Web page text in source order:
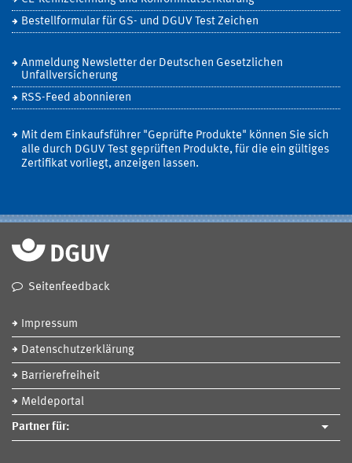
Bestellformular für GS- und DGUV Test Zeichen
Anmeldung Newsletter der Deutschen Gesetzlichen
Unfallversicherung
RSS-Feed abonnieren
Mit dem Einkaufsführer "Geprüfte Produkte" können Sie sich
alle durch DGUV Test geprüften Produkte, für die ein gültiges
Zertifikat vorliegt, anzeigen lassen.
Seitenfeedback
Impressum
Datenschutzerklärung
Barrierefreiheit
Meldeportal
Partner für: